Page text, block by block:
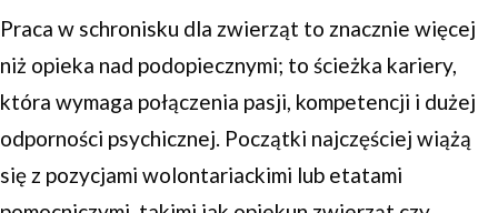
Praca w schronisku dla zwierząt to znacznie więcej
niż opieka nad podopiecznymi; to ścieżka kariery,
która wymaga połączenia pasji, kompetencji i dużej
odporności psychicznej. Początki najczęściej wiążą
się z pozycjami wolontariackimi lub etatami